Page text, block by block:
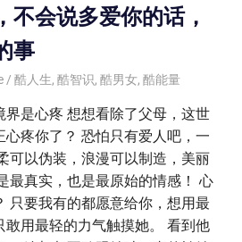
不会说多爱你的话，
事
酷人生, 酷智识, 酷男女, 酷能量
界是心疼 想想看除了父母，这世
疼你了？ 恐怕只有爱人吧，一
可以伪装，浪漫可以制造，美丽
最真实，也是最原始的情感！ 心
只要我有的都愿意给你，想用最
敢用最轻的力气触摸她。 看到他